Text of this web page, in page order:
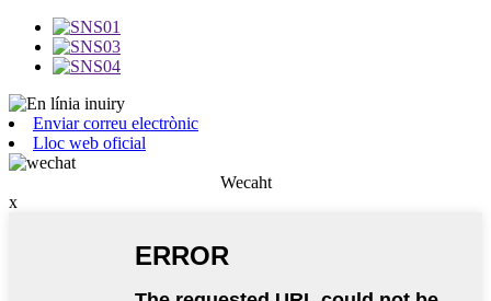
Enviar correu electrònic
Lloc web oficial
Wecaht
x